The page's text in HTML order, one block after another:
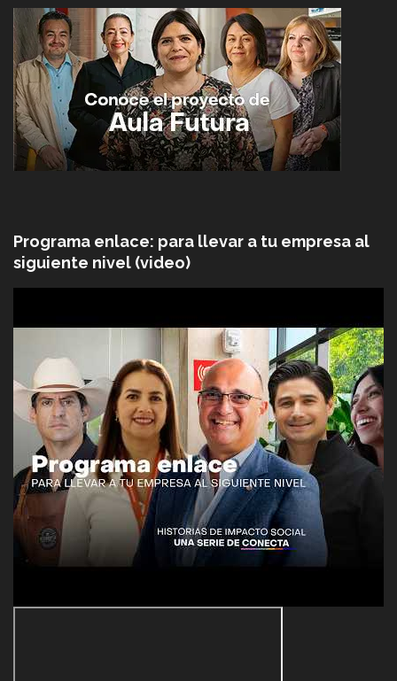
Programa enlace: para llevar a tu empresa al
siguiente nivel (video)